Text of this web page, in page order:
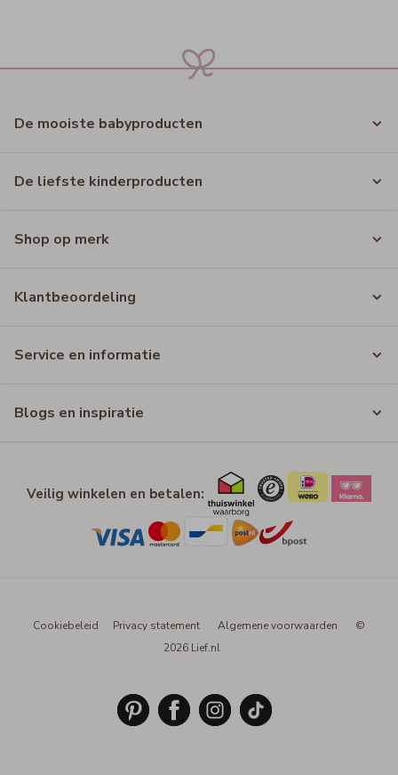
De mooiste babyproducten
De liefste kinderproducten
Shop op merk
Klantbeoordeling
Service en informatie
Blogs en inspiratie
Veilig winkelen en betalen:
Cookiebeleid Privacy statement Algemene voorwaarden
©
2026 Lief.nl